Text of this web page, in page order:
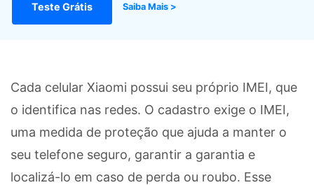
Teste Grátis Saiba Mais >
Cada celular Xiaomi possui seu próprio IMEI, que
o identifica nas redes. O cadastro exige o IMEI,
uma medida de proteção que ajuda a manter o
seu telefone seguro, garantir a garantia e
localizá-lo em caso de perda ou roubo. Esse